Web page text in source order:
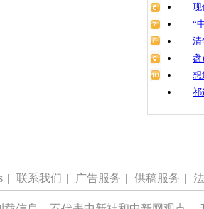
现
“
清
盘
想
祁
| 联系我们 | 广告服务 | 供稿服务 |